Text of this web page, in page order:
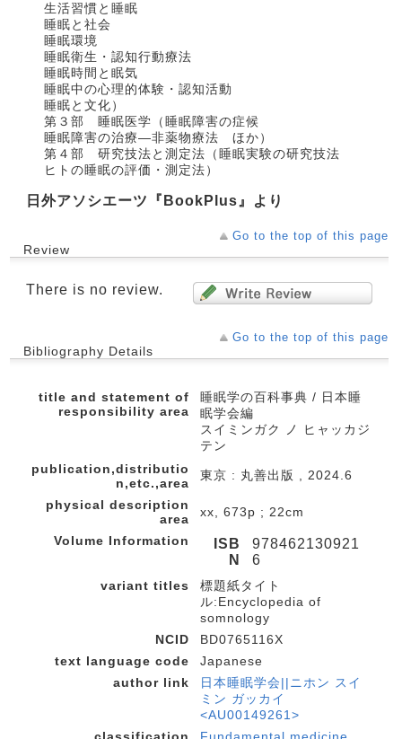
生活習慣と睡眠
睡眠と社会
睡眠環境
睡眠衛生・認知行動療法
睡眠時間と眠気
睡眠中の心理的体験・認知活動
睡眠と文化）
第３部 睡眠医学（睡眠障害の症候
睡眠障害の治療―非薬物療法 ほか）
第４部 研究技法と測定法（睡眠実験の研究技法
ヒトの睡眠の評価・測定法）
日外アソシエーツ『BookPlus』より
Go to the top of this page
Review
There is no review.
Go to the top of this page
Bibliography Details
title and statement of
responsibility area
睡眠学の百科事典 / 日本睡
眠学会編
スイミンガク ノ ヒャッカジ
テン
publication,distributio
n,etc.,area
東京 : 丸善出版 , 2024.6
physical description
area
xx, 673p ; 22cm
Volume Information
ISB
N
978462130921
6
variant titles
標題紙タイト
ル:Encyclopedia of
somnology
NCID
BD0765116X
text language code
Japanese
author link
日本睡眠学会||ニホン スイ
ミン ガッカイ
<AU00149261>